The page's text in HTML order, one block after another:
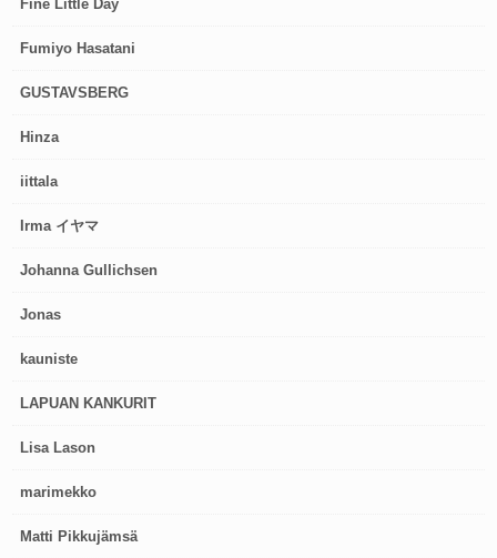
Fine Little Day
Fumiyo Hasatani
GUSTAVSBERG
Hinza
iittala
Irma イヤマ
Johanna Gullichsen
Jonas
kauniste
LAPUAN KANKURIT
Lisa Lason
marimekko
Matti Pikkujämsä